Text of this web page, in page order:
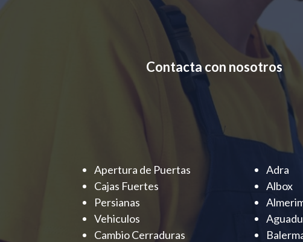
Contacta con nosotros
Apertura de Puertas
Cajas Fuertes
Persianas
Vehiculos
Cambio Cerraduras
Adra
Albox